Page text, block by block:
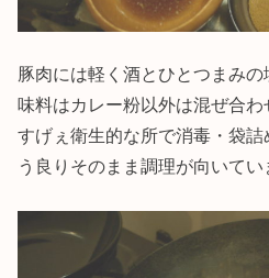
豚肉には軽く酒とひとつまみ
味料はカレー粉以外は混ぜ合
すげぇ衛生的な所で消毒・袋
う良りそのまま調理が向いてい